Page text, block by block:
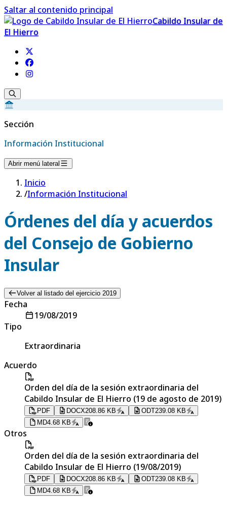
Saltar al contenido principal
Cabildo Insular de
El Hierro
Sección
Información Institucional
Abrir menú lateral
Inicio
/Información Institucional
Órdenes del día y acuerdos
del Consejo de Gobierno
Insular
Volver al listado del ejercicio 2019
Fecha
19/08/2019
Tipo
Extraordinaria
Acuerdo
Orden del día de la sesión extraordinaria del
Cabildo Insular de El Hierro (19 de agosto de 2019)
PDF DOCX208.86 KB ODT239.08 KB
MD4.68 KB
Otros
Orden del día de la sesión extraordinaria del
Cabildo Insular de El Hierro (19/08/2019)
PDF DOCX208.86 KB ODT239.08 KB
MD4.68 KB